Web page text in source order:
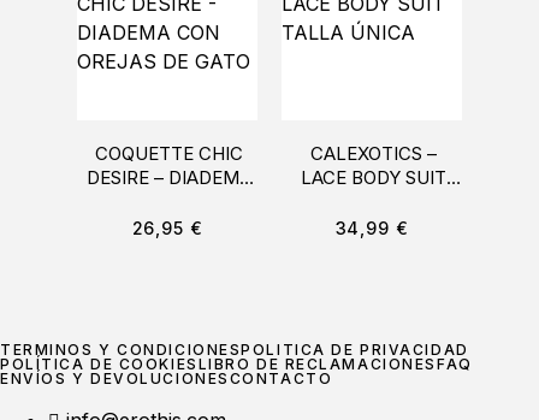
COQUETTE CHIC
DESIRE – DIADEMA
GATO
26,95 €
CALEXOTICS –
LACE BODY SUIT
34,99 €
TÉRMINOS Y CONDICIONESPOLÍTICA DE PRIVACIDAD
POLÍTICA DE COOKIES LIBRO DE RECLAMACIONES FAQ
ENVÍOS Y DEVOLUCIONES CONTACTO